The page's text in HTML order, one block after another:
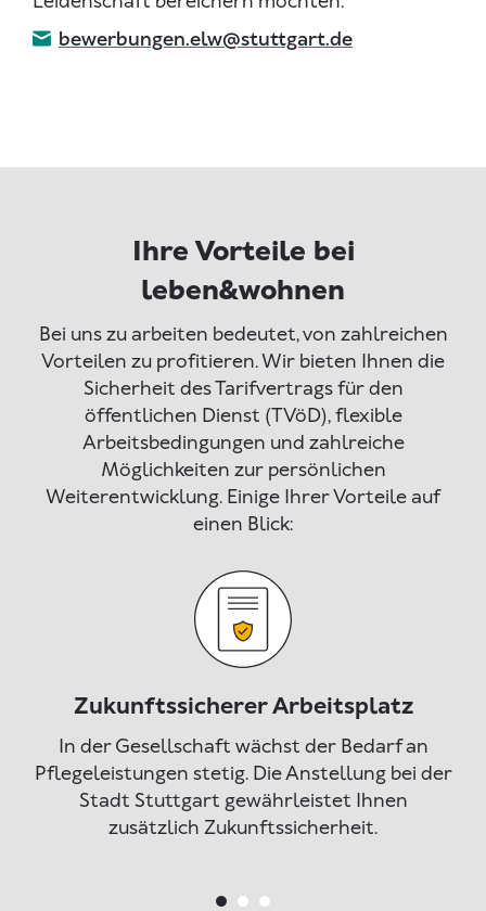
bewerbungen.elw@stuttgart.de
Ihre Vorteile bei
leben&wohnen
Bei uns zu arbeiten bedeutet, von zahlreichen
Vorteilen zu profitieren. Wir bieten Ihnen die
Sicherheit des Tarifvertrags für den
öffentlichen Dienst (TVöD), flexible
Arbeitsbedingungen und zahlreiche
Möglichkeiten zur persönlichen
Weiterentwicklung. Einige Ihrer Vorteile auf
einen Blick:
Zukunftssicherer Arbeitsplatz
In der Gesellschaft wächst der Bedarf an
Pflegeleistungen stetig. Die Anstellung bei der
Stadt Stuttgart gewährleistet Ihnen
zusätzlich Zukunftssicherheit.